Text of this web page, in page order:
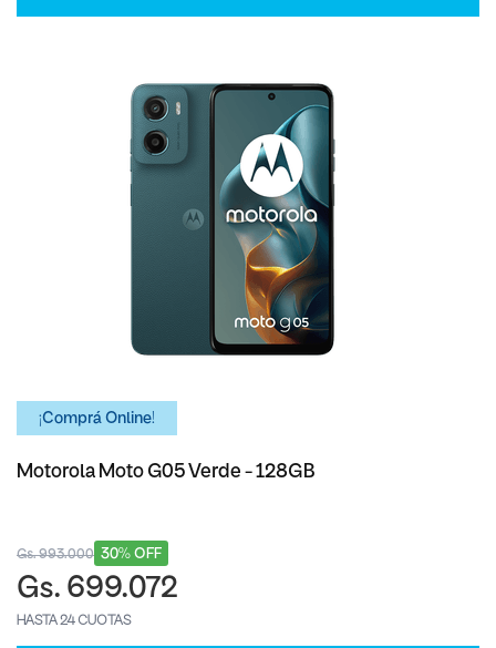
¡Comprá Online!
Motorola Moto G05 Verde - 128GB
30% OFF
Gs. 993.000
Gs. 699.072
HASTA 24 CUOTAS